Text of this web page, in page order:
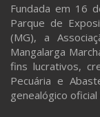
Fundada em 16
Parque de
(MG), a
Mangalarga
fins lucrativos,
Pecuária e
genealógico